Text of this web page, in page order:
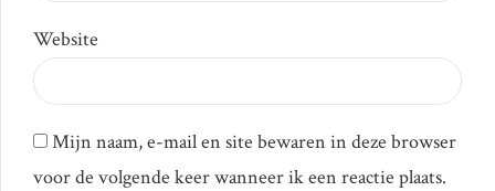
Website
Mijn naam, e-mail en site bewaren in deze browser
voor de volgende keer wanneer ik een reactie plaats.